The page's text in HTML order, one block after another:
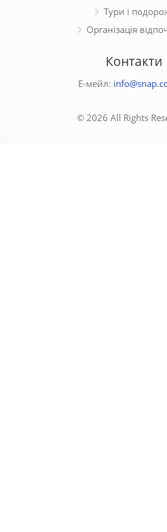
Тури і
Організація
Контакти
Е-мейл:
© 2026 All Rights